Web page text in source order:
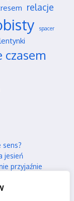
relacje
spacer
czasem
sens?
jesień
przyjaźnie
w silnym stresie?